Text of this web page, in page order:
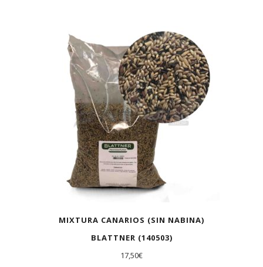
MIXTURA CANARIOS (SIN NABINA)
BLATTNER (140503)
17,50€